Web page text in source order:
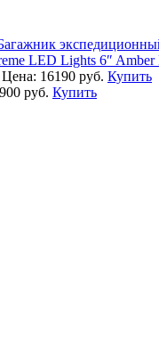
LED Lights 6″ Amber
Цена: 16190 руб. Купить
руб. Купить